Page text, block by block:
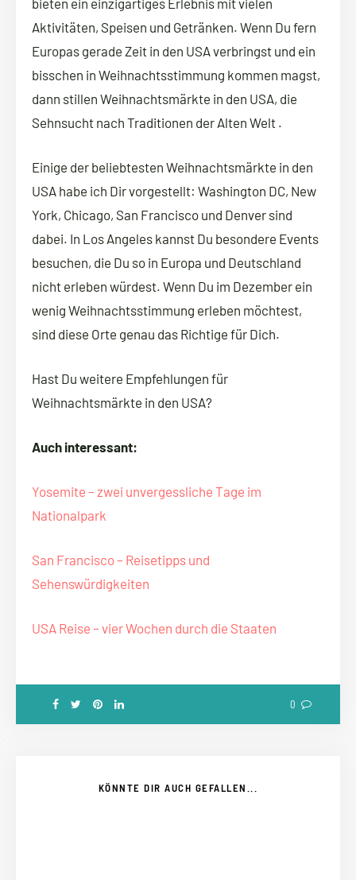
bieten ein einzigartiges Erlebnis mit vielen
Aktivitäten, Speisen und Getränken. Wenn Du fern
Europas gerade Zeit in den USA verbringst und ein
bisschen in Weihnachtsstimmung kommen magst,
dann stillen Weihnachtsmärkte in den USA, die
Sehnsucht nach Traditionen der Alten Welt .
Einige der beliebtesten Weihnachtsmärkte in den
USA habe ich Dir vorgestellt: Washington DC, New
York, Chicago, San Francisco und Denver sind
dabei. In Los Angeles kannst Du besondere Events
besuchen, die Du so in Europa und Deutschland
nicht erleben würdest. Wenn Du im Dezember ein
wenig Weihnachtsstimmung erleben möchtest,
sind diese Orte genau das Richtige für Dich.
Hast Du weitere Empfehlungen für
Weihnachtsmärkte in den USA?
Auch interessant:
Yosemite – zwei unvergessliche Tage im
Nationalpark
San Francisco – Reisetipps und
Sehenswürdigkeiten
USA Reise – vier Wochen durch die Staaten
0
KÖNNTE DIR AUCH GEFALLEN...